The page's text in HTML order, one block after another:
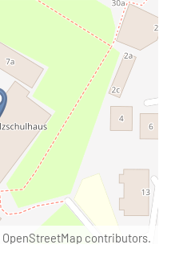
OpenStreetMap contributors.